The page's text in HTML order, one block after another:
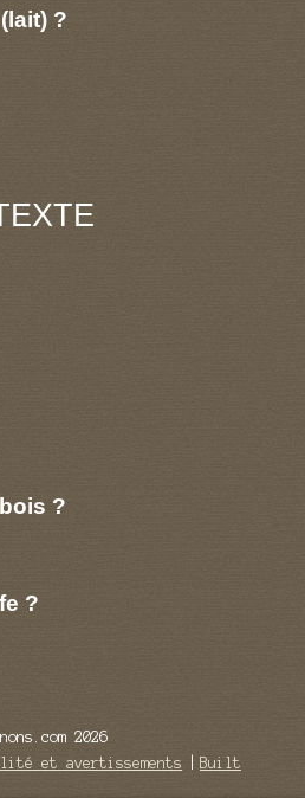
?
?
?
2026
et avertissements
Built